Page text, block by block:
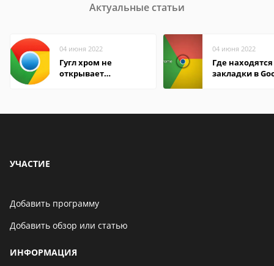
Актуальные статьи
04 июня 2022
Гугл хром не
открывает
04 июня 2022
Где находятся
закладки в
УЧАСТИЕ
Добавить программу
Добавить обзор или статью
ИНФОРМАЦИЯ